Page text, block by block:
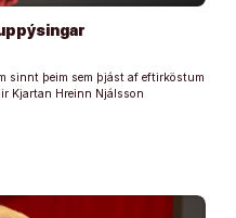
sinnt þeim sem þjást af eftirköstum
Kjartan Hreinn Njálsson